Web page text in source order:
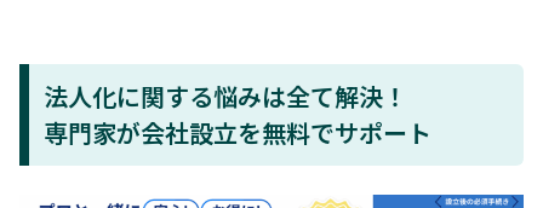
法人化に関する悩みは全て解決！
専門家が会社設立を無料でサポート